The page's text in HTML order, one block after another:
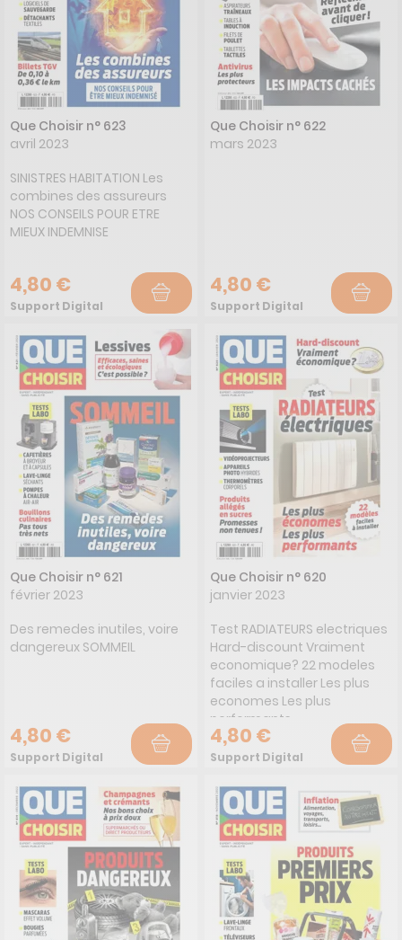
Que Choisir n° 623
avril 2023
SINISTRES HABITATION Les
combines des assureurs
NOS CONSEILS POUR ETRE
MIEUX INDEMNISE
4,80 €
Support Digital
Que Choisir n° 622
mars 2023
4,80 €
Support Digital
Que Choisir n° 621
février 2023
Des remedes inutiles, voire
dangereux SOMMEIL
4,80 €
Support Digital
Que Choisir n° 620
janvier 2023
Test RADIATEURS electriques
Hard-discount Vraiment
economique? 22 modeles
faciles a installer Les plus
economes Les plus
performants
4,80 €
Support Digital